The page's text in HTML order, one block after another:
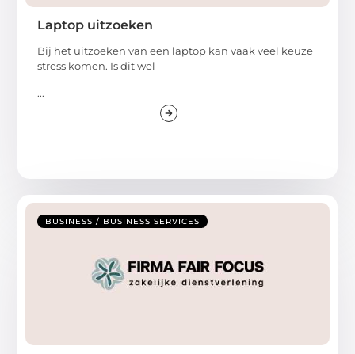
Laptop uitzoeken
Bij het uitzoeken van een laptop kan vaak veel keuze
stress komen. Is dit wel
...
BUSINESS / BUSINESS SERVICES